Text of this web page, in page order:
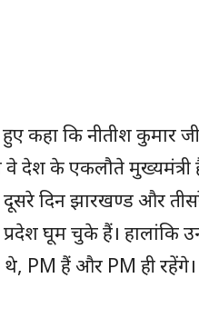
कहा कि नीतीश कुमार
वे देश के एकलौते मुख्यमंत्री
दिन झारखण्ड और
प्रदेश घूम चुके हैं। हालांकि
थे, PM हैं और PM ही रहेंगे।